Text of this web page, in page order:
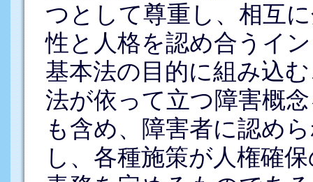
つとして尊重し、相互
性と人格を認め合うイ
基本法の目的に組み込
法が依って立つ障害概
も含め、障害者に認め
し、各種施策が人権確